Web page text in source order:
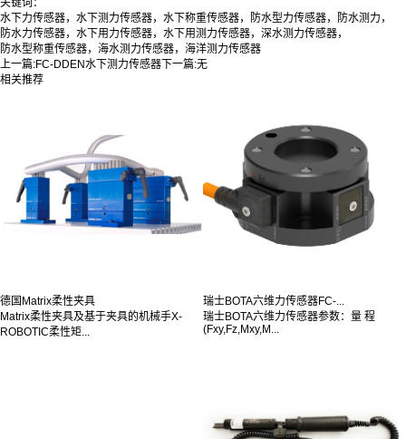
关键词：
水下力传感器，水下测力传感器，水下称重传感器，防水型力传感器，防水测力，
防水力传感器，水下用力传感器，水下用测力传感器，深水测力传感器，
防水型称重传感器，海水测力传感器，海洋测力传感器
上一篇:FC-DDEN水下测力传感器 下一篇:无
相关推荐
德国Matrix柔性夹具
Matrix柔性夹具及基于夹具的机械手X-
ROBOTIC柔性矩...
瑞士BOTA六维力传感器FC-...
瑞士BOTA六维力传感器参数：量 程
(Fxy,Fz,Mxy,M...